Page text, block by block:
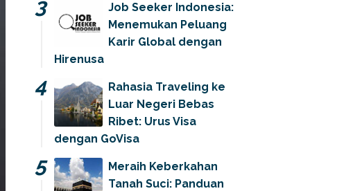
Job Seeker Indonesia:
Menemukan Peluang
Karir Global dengan
Hirenusa
Rahasia Traveling ke
Luar Negeri Bebas
Ribet: Urus Visa
dengan GoVisa
Meraih Keberkahan
Tanah Suci: Panduan